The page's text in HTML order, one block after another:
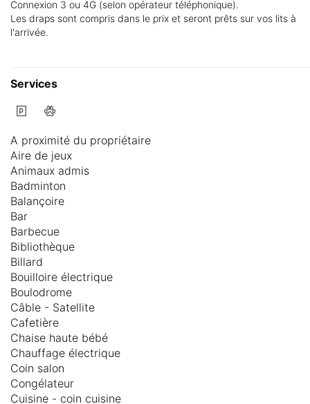
Connexion 3 ou 4G (selon opérateur téléphonique).
Les draps sont compris dans le prix et seront prêts sur vos lits à
l'arrivée.
Services
A proximité du propriétaire
Aire de jeux
Animaux admis
Badminton
Balançoire
Bar
Barbecue
Bibliothèque
Billard
Bouilloire électrique
Boulodrome
Câble - Satellite
Cafetière
Chaise haute bébé
Chauffage électrique
Coin salon
Congélateur
Cuisine - coin cuisine